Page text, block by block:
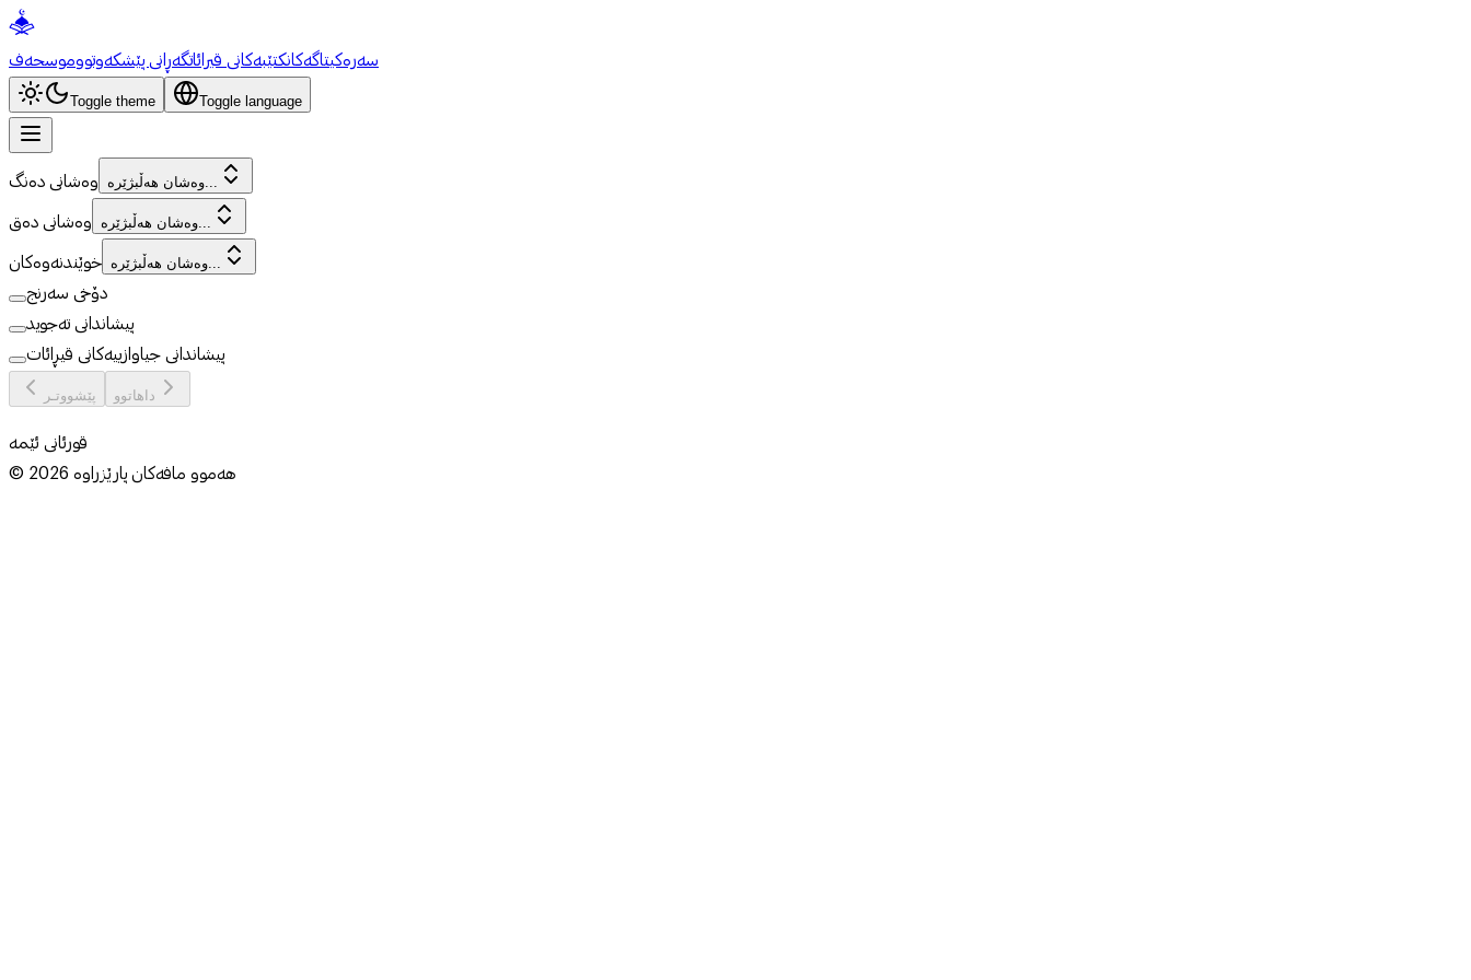
سەرەکیتاگەکانکتێبەکانی قیرائاتگەڕانی پێشکەوتووموسحەف
Toggle theme Toggle language
وەشانی دەنگ وەشان هەڵبژێرە...
وەشانی دەق وەشان هەڵبژێرە...
خوێندنەوەکان وەشان هەڵبژێرە...
دۆخی سەرنج
پیشاندانی تەجوید
پیشاندانی جیاوازییەکانی قیڕائات
پێشووتـر داهاتوو
قورئانی ئێمە
© 2026هەموو مافەکان پارێزراوە